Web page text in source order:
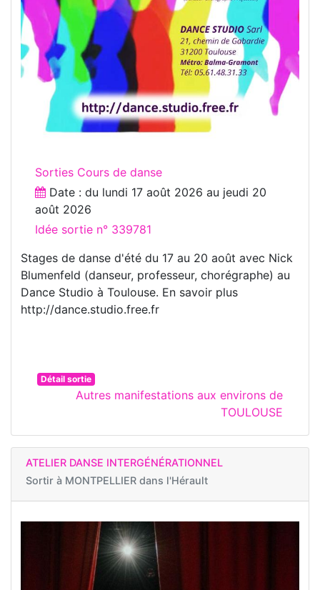
Sorties Cours de danse
Date : du lundi 17 août 2026 au jeudi 20
août 2026
Idée sortie n° 339781
Stages de danse d'été du 17 au 20 août avec Nick
Blumenfeld (danseur, professeur, chorégraphe) au
Dance Studio à Toulouse. En savoir plus
http://dance.studio.free.fr
Détail sortie
Autres manifestations aux environs de
TOULOUSE
ATELIER DANSE INTERGÉNÉRATIONNEL
Sortir à MONTPELLIER dans l'Hérault